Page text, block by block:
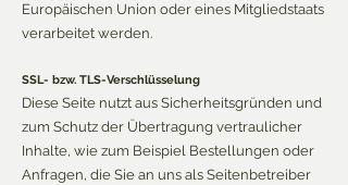
Europäischen Union oder eines Mitgliedstaats
verarbeitet werden.
SSL- bzw. TLS-Verschlüsselung
Diese Seite nutzt aus Sicherheitsgründen und
zum Schutz der Übertragung vertraulicher
Inhalte, wie zum Beispiel Bestellungen oder
Anfragen, die Sie an uns als Seitenbetreiber